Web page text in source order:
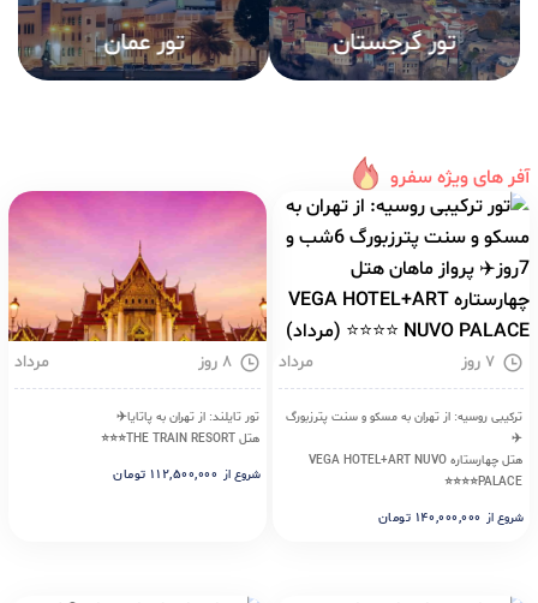
آفر های ویژه سفرو
مرداد ۷ روز
ترکیبی روسیه: از تهران به مسکو و سنت پترزبورگ
✈️
هتل چهارستاره VEGA HOTEL+ART NUVO
PALACE⭐⭐⭐⭐
شروع از ۱۴۰,۰۰۰,۰۰۰ تومان
مرداد ۸ روز
تور تایلند: از تهران به پاتایا✈️
هتل THE TRAIN RESORT⭐⭐⭐
شروع از ۱۱۲,۵۰۰,۰۰۰ تومان